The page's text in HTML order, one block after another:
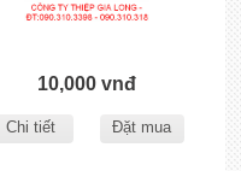
10,000 vnđ
Chi tiết Đặt mua